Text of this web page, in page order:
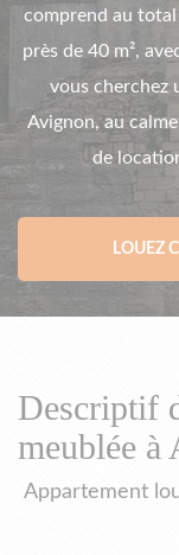
comprend au
près de 40 m²,
vous cherchez
Avignon, au
de
LOUEZ
Descriptif
meublée à
Appartement